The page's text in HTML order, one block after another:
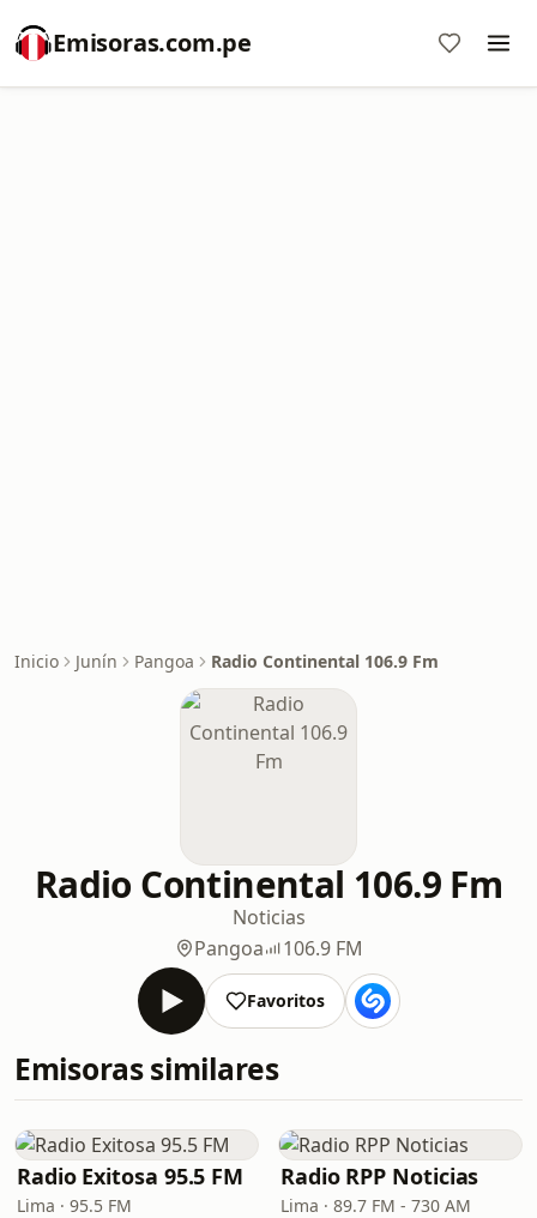
Emisoras.com.pe
Inicio Junín Pangoa Radio Continental 106.9 Fm
Radio Continental 106.9 Fm
Noticias
Pangoa
106.9 FM
Favoritos
Emisoras similares
Radio Exitosa 95.5 FM
Lima · 95.5 FM
Radio RPP Noticias
Lima · 89.7 FM - 730 AM